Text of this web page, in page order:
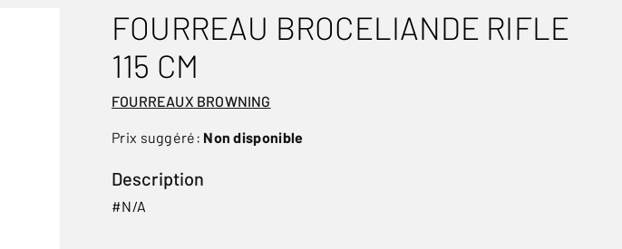
FOURREAU BROCELIANDE RIFLE
115 CM
FOURREAUX BROWNING
Prix suggéré: Non disponible
Description
#N/A